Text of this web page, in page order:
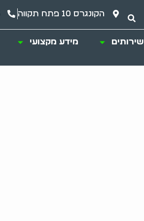
הקונגרס 10 פתח תקווה
שירותים מידע מקצועי